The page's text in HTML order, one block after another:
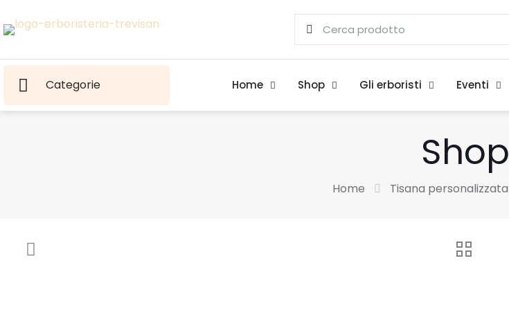
Categorie Home Shop Gli erboristi Eventi
Shop
Home Tisana personalizzata